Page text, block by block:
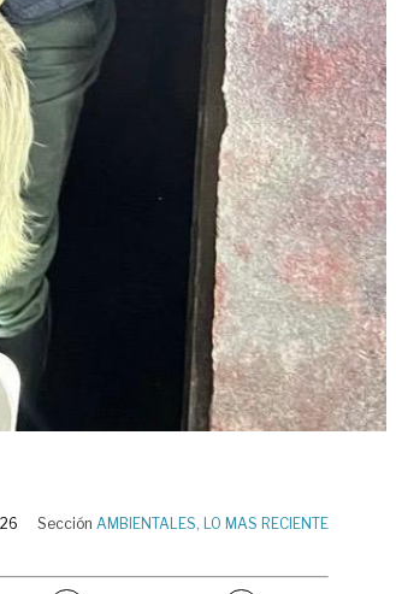
Sección AMBIENTALES, LO MAS RECIENTE